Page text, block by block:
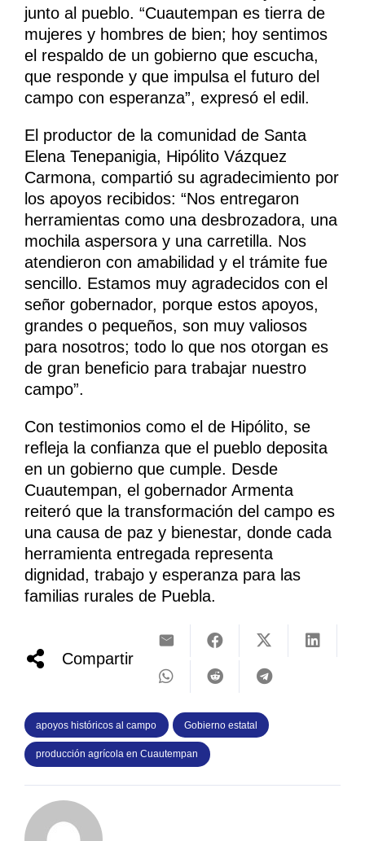
junto al pueblo. “Cuautempan es tierra de
mujeres y hombres de bien; hoy sentimos
el respaldo de un gobierno que escucha,
que responde y que impulsa el futuro del
campo con esperanza”, expresó el edil.
El productor de la comunidad de Santa
Elena Tenepanigia, Hipólito Vázquez
Carmona, compartió su agradecimiento por
los apoyos recibidos: “Nos entregaron
herramientas como una desbrozadora, una
mochila aspersora y una carretilla. Nos
atendieron con amabilidad y el trámite fue
sencillo. Estamos muy agradecidos con el
señor gobernador, porque estos apoyos,
grandes o pequeños, son muy valiosos
para nosotros; todo lo que nos otorgan es
de gran beneficio para trabajar nuestro
campo”.
Con testimonios como el de Hipólito, se
refleja la confianza que el pueblo deposita
en un gobierno que cumple. Desde
Cuautempan, el gobernador Armenta
reiteró que la transformación del campo es
una causa de paz y bienestar, donde cada
herramienta entregada representa
dignidad, trabajo y esperanza para las
familias rurales de Puebla.
Compartir
apoyos históricos al campo Gobierno estatal
producción agrícola en Cuautempan